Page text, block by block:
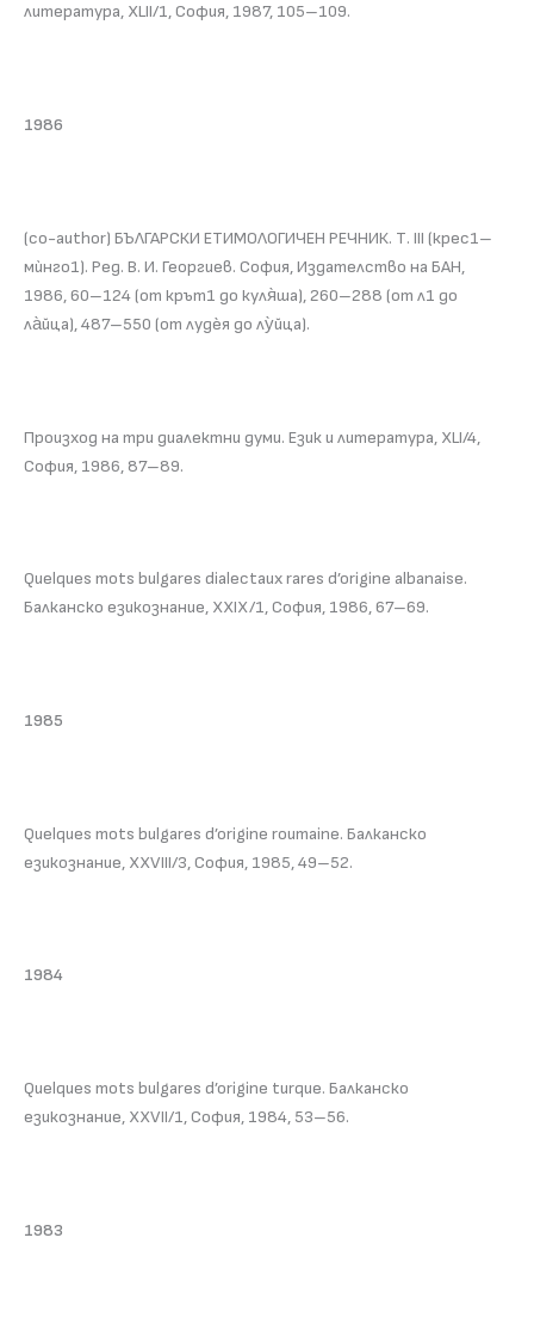
литература, XLII/1, София, 1987, 105–109.
1986
(co-author) БЪЛГАРСКИ ЕТИМОЛОГИЧЕН РЕЧНИК. Т. III (крес1–
мѝнго1). Ред. В. И. Георгиев. София, Издателство на БАН,
1986, 60–124 (от крът1 до куля̀ша), 260–288 (от л1 до
ла̀йца), 487–550 (от лудѐя до лу̀йца).
Произход на три диалектни думи. Език и литература, XLI/4,
София, 1986, 87–89.
Quelques mots bulgares dialectaux rares d’origine albanaise.
Балканско езикознание, XXIX/1, София, 1986, 67–69.
1985
Quelques mots bulgares d’origine roumaine. Балканско
езикознание, XXVIII/3, София, 1985, 49–52.
1984
Quelques mots bulgares d’origine turque. Балканско
езикознание, XXVII/1, София, 1984, 53–56.
1983